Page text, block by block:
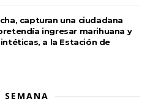
capturan una ciudadana
ingresar marihuana y
a la Estación de
SEMANA